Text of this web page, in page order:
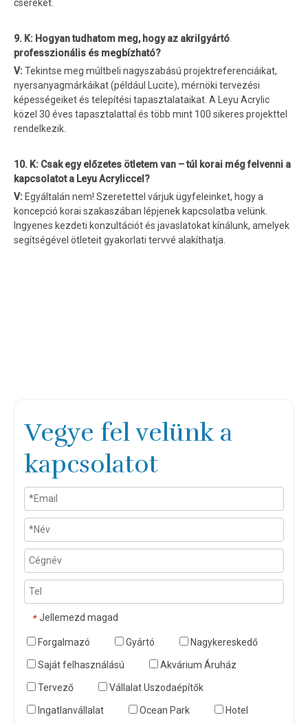
cseréket.
9. K: Hogyan tudhatom meg, hogy az akrilgyártó
professzionális és megbízható?
V:Tekintse meg múltbeli nagyszabású projektreferenciáikat,
nyersanyagmárkáikat (például Lucite), mérnöki tervezési
képességeiket és telepítési tapasztalataikat. A Leyu Acrylic
közel 30 éves tapasztalattal és több mint 100 sikeres projekttel
rendelkezik.
10. K: Csak egy előzetes ötletem van – túl korai még felvenni a
kapcsolatot a Leyu Acryliccel?
V: Egyáltalán nem! Szeretettel várjuk ügyfeleinket, hogy a
koncepció korai szakaszában lépjenek kapcsolatba velünk.
Ingyenes kezdeti konzultációt és javaslatokat kínálunk, amelyek
segítségével ötleteit gyakorlati tervvé alakíthatja.
Vegye fel velünk a
kapcsolatot
* Jellemezd magad
Forgalmazó Gyártó Nagykereskedő
Saját felhasználású Akvárium Áruház
Tervező Vállalat Uszodaépítők
Ingatlanvállalat Ocean Park Hotel